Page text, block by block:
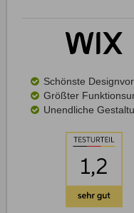
Schönste
Größter
Unendliche